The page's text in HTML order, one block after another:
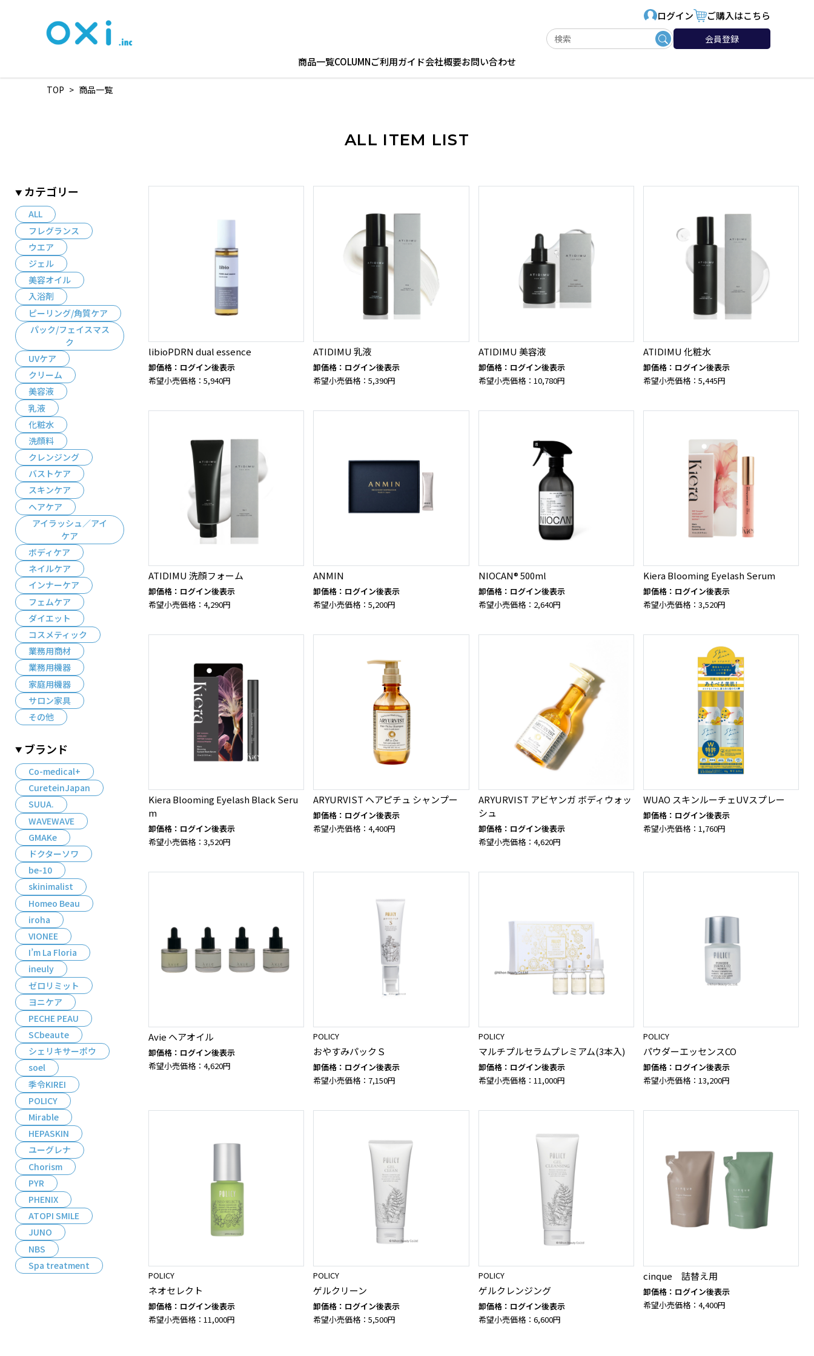
ログイン ご購入はこちら
会員登録
商品一覧COLUMNご利用ガイド会社概要お問い合わせ
TOP > 商品一覧
ALL ITEM LIST
カテゴリー
ALL
フレグランス
ウエア
ジェル
美容オイル
入浴剤
ピーリング/角質ケア
パック/フェイスマス
ク
UVケア
クリーム
美容液
乳液
化粧水
洗顔料
クレンジング
バストケア
スキンケア
ヘアケア
アイラッシュ／アイ
ケア
ボディケア
ネイルケア
インナーケア
フェムケア
ダイエット
コスメティック
業務用商材
業務用機器
家庭用機器
サロン家具
その他
ブランド
Co-medical+
CureteinJapan
SUUA.
WAVEWAVE
GMAKe
ドクターソワ
be-10
skinimalist
Homeo Beau
iroha
VIONEE
I’m La Floria
ineuly
ゼロリミット
ヨニケア
PECHE PEAU
SCbeaute
シェリキサーポウ
soel
季令KIREI
POLICY
Mirable
HEPASKIN
ユーグレナ
Chorism
PYR
PHENIX
ATOPI SMILE
JUNO
NBS
Spa treatment
libioPDRN dual essence
卸価格：ログイン後表示
希望小売価格：5,940円
ATIDIMU 乳液
卸価格：ログイン後表示
希望小売価格：5,390円
ATIDIMU 美容液
卸価格：ログイン後表示
希望小売価格：10,780円
ATIDIMU 化粧水
卸価格：ログイン後表示
希望小売価格：5,445円
ATIDIMU 洗顔フォーム
卸価格：ログイン後表示
希望小売価格：4,290円
ANMIN
卸価格：ログイン後表示
希望小売価格：5,200円
NIOCAN® 500ml
卸価格：ログイン後表示
希望小売価格：2,640円
Kiera Blooming Eyelash Serum
卸価格：ログイン後表示
希望小売価格：3,520円
Kiera Blooming Eyelash Black Seru
m
卸価格：ログイン後表示
希望小売価格：3,520円
ARYURVIST ヘアピチュ シャンプー
卸価格：ログイン後表示
希望小売価格：4,400円
ARYURVIST アビヤンガ ボディウォッ
シュ
卸価格：ログイン後表示
希望小売価格：4,620円
WUAO スキンルーチェUVスプレー
卸価格：ログイン後表示
希望小売価格：1,760円
Avie ヘアオイル
卸価格：ログイン後表示
希望小売価格：4,620円
POLICY
おやすみパックＳ
卸価格：ログイン後表示
希望小売価格：7,150円
POLICY
マルチプルセラムプレミアム(3本入)
卸価格：ログイン後表示
希望小売価格：11,000円
POLICY
パウダーエッセンスCO
卸価格：ログイン後表示
希望小売価格：13,200円
POLICY
ネオセレクト
卸価格：ログイン後表示
希望小売価格：11,000円
POLICY
ゲルクリーン
卸価格：ログイン後表示
希望小売価格：5,500円
POLICY
ゲルクレンジング
卸価格：ログイン後表示
希望小売価格：6,600円
cinque 詰替え用
卸価格：ログイン後表示
希望小売価格：4,400円